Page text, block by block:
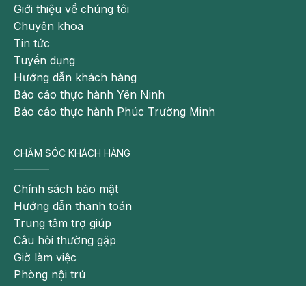
kích thích như rượu, bia, chè, cà phê, thuốc lá,... tạo tinh
thần thoải mái tránh các lo âu, căng thẳng,...
Theo dõi fanpage của Bệnh viện Ða khoa Hồng Ngọc
để biết thêm thông tin bổ ích khác:
https://www.facebook.com/BenhvienHongNgoc/
Giới thiệu về chúng tôi
Chuyên khoa
Tin tức
Tuyển dụng
Hướng dẫn khách hàng
Báo cáo thực hành Yên Ninh
Báo cáo thực hành Phúc Trường Minh
CHĂM SÓC KHÁCH HÀNG
Chính sách bảo mật
Hướng dẫn thanh toán
Trung tâm trợ giúp
Câu hỏi thường gặp
Giờ làm việc
Phòng nội trú